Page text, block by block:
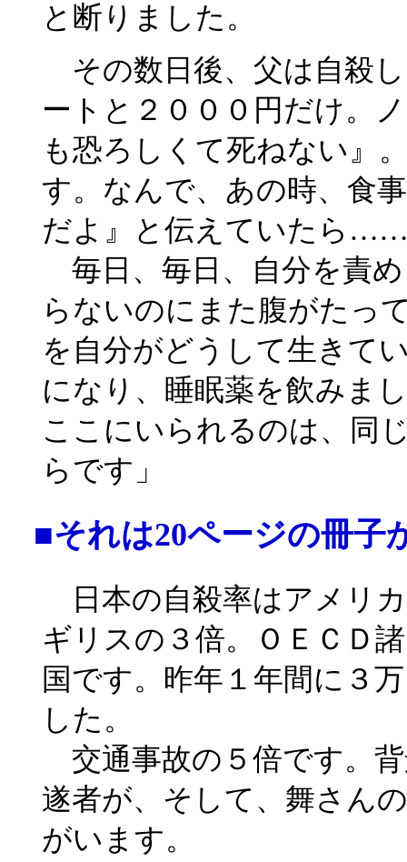
と断りました。
その数日後、父は自殺
ートと２０００円だけ。
も恐ろしくて死ねない』
す。なんで、あの時、食
だよ』と伝えていたら
毎日、毎日、自分を責
らないのにまた腹がたっ
を自分がどうして生きて
になり、睡眠薬を飲みま
ここにいられるのは、同
らです」
■それは20ページの冊子
日本の自殺率はアメリ
ギリスの３倍。ＯＥＣＤ
国です。昨年１年間に３
した。
交通事故の５倍です。
遂者が、そして、舞さん
がいます。